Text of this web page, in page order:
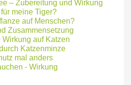
– Zubereitung und Wirkung
meine Tiger?
auf Menschen?
Zusammensetzung
auf Katzen
Katzenminze
mal anders
- Wirkung